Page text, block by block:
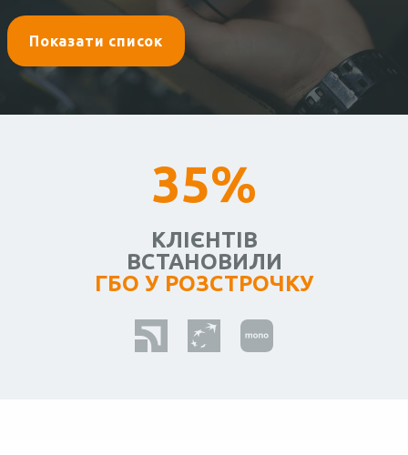
Показати список
35%
КЛІЄНТІВ
ВСТАНОВИЛИ
ГБО У РОЗСТРОЧКУ